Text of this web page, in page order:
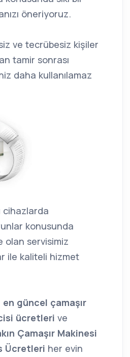
öneriyoruz.
ve tecrübesiz kişiler
tamir sonrası
daha kullanılamaz
cihazlarda
konusunda
olan servisimiz
ile kaliteli hizmet
en güncel çamaşır
ücretleri ve
Çamaşır Makinesi
Ücretleri her evin